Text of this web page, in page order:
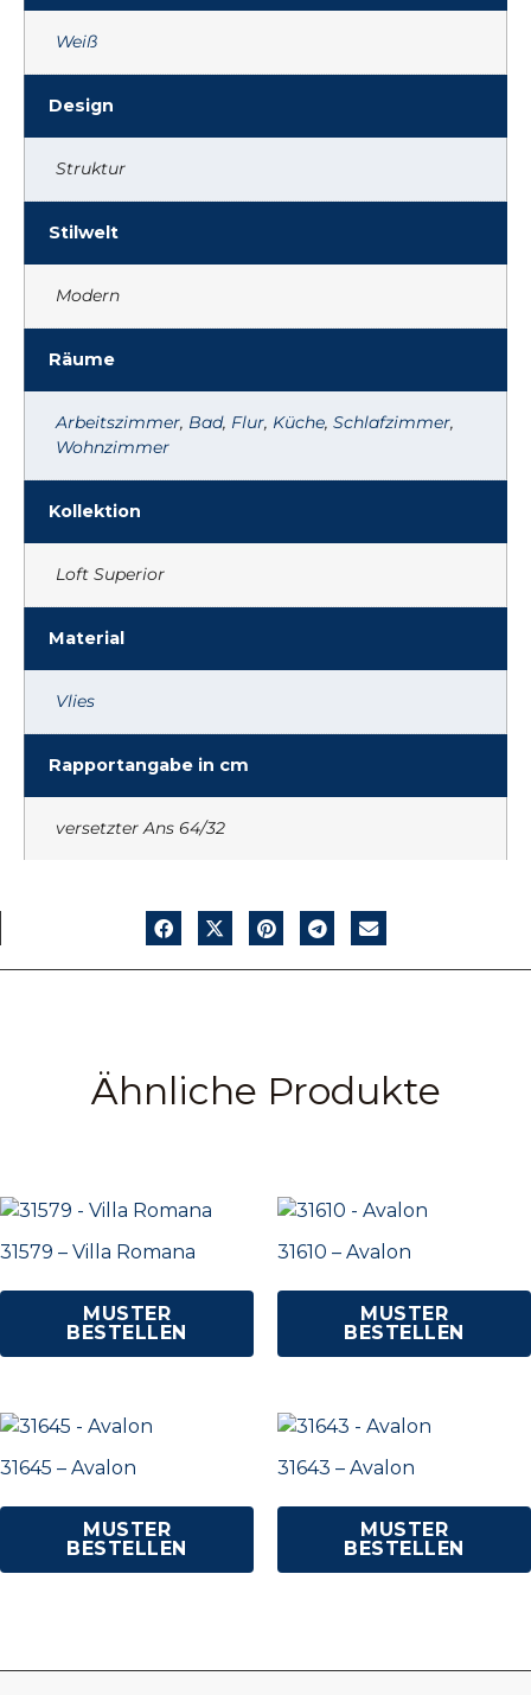
Weiß
Design
Struktur
Stilwelt
Modern
Räume
Arbeitszimmer, Bad, Flur, Küche, Schlafzimmer,
Wohnzimmer
Kollektion
Loft Superior
Material
Vlies
Rapportangabe in cm
versetzter Ans 64/32
Ähnliche Produkte
31579 – Villa Romana
MUSTER
BESTELLEN
31610 – Avalon
MUSTER
BESTELLEN
31645 – Avalon
MUSTER
BESTELLEN
31643 – Avalon
MUSTER
BESTELLEN